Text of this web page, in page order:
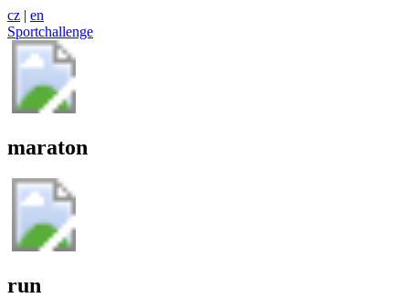
cz | en
Sportchallenge
maraton
run